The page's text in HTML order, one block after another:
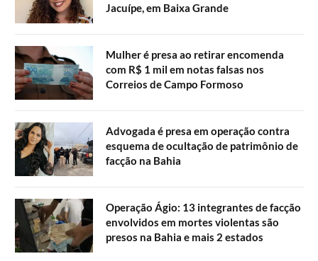
Jacuípe, em Baixa Grande
Mulher é presa ao retirar encomenda
com R$ 1 mil em notas falsas nos
Correios de Campo Formoso
Advogada é presa em operação contra
esquema de ocultação de patrimônio de
facção na Bahia
Operação Ágio: 13 integrantes de facção
envolvidos em mortes violentas são
presos na Bahia e mais 2 estados